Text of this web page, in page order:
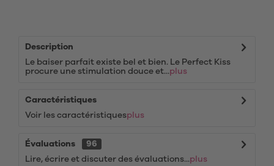
Description
Le baiser parfait existe bel et bien. Le Perfect Kiss
procure une stimulation douce et...plus
Caractéristiques
Voir les caractéristiquesplus
Évaluations
96
Lire, écrire et discuter des évaluations...plus